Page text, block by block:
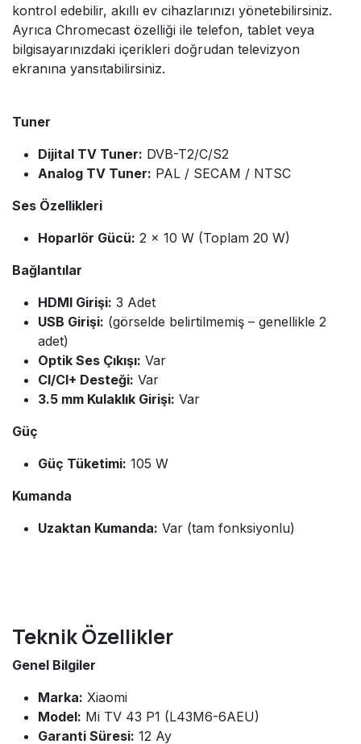
kontrol edebilir, akıllı ev cihazlarınızı yönetebilirsiniz.
Ayrıca Chromecast özelliği ile telefon, tablet veya
bilgisayarınızdaki içerikleri doğrudan televizyon
ekranına yansıtabilirsiniz.
Tuner
Dijital TV Tuner: DVB-T2/C/S2
Analog TV Tuner: PAL / SECAM / NTSC
Ses Özellikleri
Hoparlör Gücü: 2 × 10 W (Toplam 20 W)
Bağlantılar
HDMI Girişi: 3 Adet
USB Girişi: (görselde belirtilmemiş – genellikle 2
adet)
Optik Ses Çıkışı: Var
CI/CI+ Desteği: Var
3.5 mm Kulaklık Girişi: Var
Güç
Güç Tüketimi: 105 W
Kumanda
Uzaktan Kumanda: Var (tam fonksiyonlu)
Teknik Özellikler
Genel Bilgiler
Marka: Xiaomi
Model: Mi TV 43 P1 (L43M6-6AEU)
Garanti Süresi: 12 Ay